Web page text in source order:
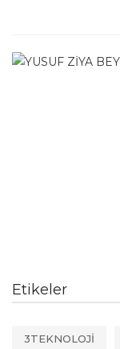
Etikeler
3TEKNOLOJİ